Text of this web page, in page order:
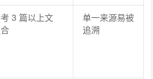
3 篇以上文
单一来源易被
追溯